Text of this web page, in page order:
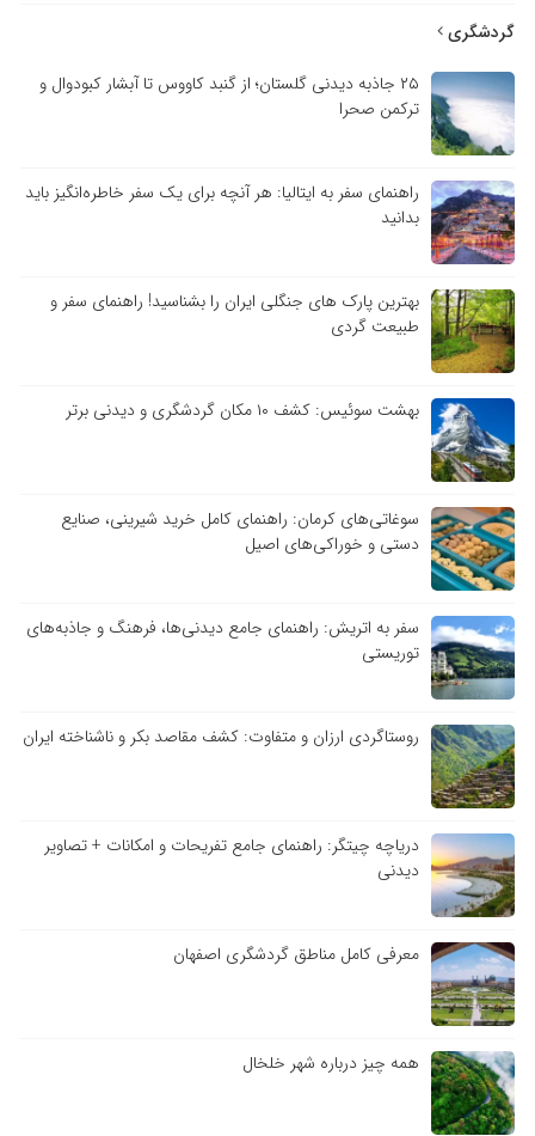
گردشگری
۲۵ جاذبه دیدنی گلستان؛ از گنبد کاووس تا آبشار کبودوال و
ترکمن صحرا
راهنمای سفر به ایتالیا: هر آنچه برای یک سفر خاطره‌انگیز باید
بدانید
بهترین پارک های جنگلی ایران را بشناسید! راهنمای سفر و
طبیعت گردی
بهشت سوئیس: کشف ۱۰ مکان گردشگری و دیدنی برتر
سوغاتی‌های کرمان: راهنمای کامل خرید شیرینی، صنایع
دستی و خوراکی‌های اصیل
سفر به اتریش: راهنمای جامع دیدنی‌ها، فرهنگ و جاذبه‌های
توریستی
روستاگردی ارزان و متفاوت: کشف مقاصد بکر و ناشناخته ایران
دریاچه چیتگر: راهنمای جامع تفریحات و امکانات + تصاویر
دیدنی
معرفی کامل مناطق گردشگری اصفهان
همه چیز درباره شهر خلخال